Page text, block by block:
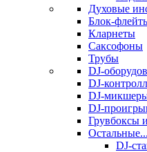
Духовые
Блок-
Кларнеты
Саксофоны
Трубы
DJ-
DJ-
DJ-
DJ-
Грувбоксы
Остальные...
DJ-